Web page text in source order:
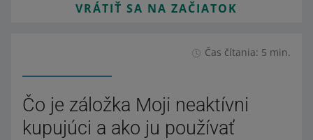
VRÁTIŤ SA NA ZAČIATOK
Čas čítania: 5 min.
Čo je záložka Moji neaktívni
kupujúci a ako ju používať